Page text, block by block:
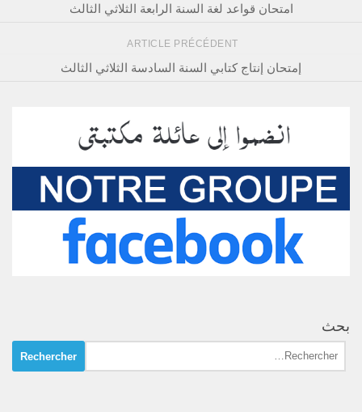
امتحان قواعد لغة السنة الرابعة الثلاثي الثالث
ARTICLE PRÉCÉDENT
إمتحان إنتاج كتابي السنة السادسة الثلاثي الثالث
بحث
Rechercher :